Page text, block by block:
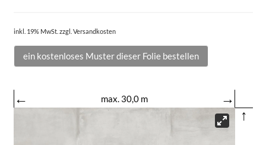
inkl. 19% MwSt. zzgl. Versandkosten
ein kostenloses Muster dieser Folie bestellen
← max. 30,0 m
→
↑